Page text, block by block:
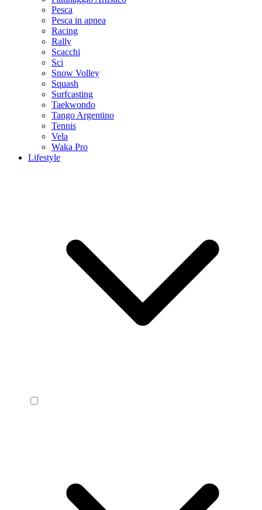
Pesca
Pesca in apnea
Racing
Rally
Scacchi
Sci
Snow Volley
Squash
Surfcasting
Taekwondo
Tango Argentino
Tennis
Vela
Waka Pro
Lifestyle